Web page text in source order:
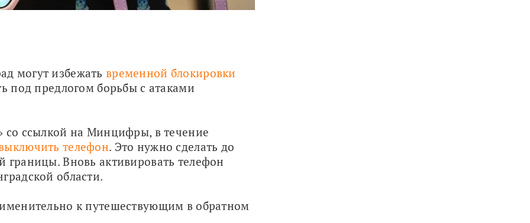
могут избежать временной блокировки
под предлогом борьбы с атаками
со ссылкой на Минцифры, в течение
телефон. Это нужно сделать до
границы. Вновь активировать телефон
области.
к путешествующим в обратном